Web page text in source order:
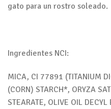
gato para un rostro soleado.
Ingredientes NCI:
MICA, CI 77891 (TITANIUM
(CORN) STARCH*, ORYZA
STEARATE, OLIVE OIL